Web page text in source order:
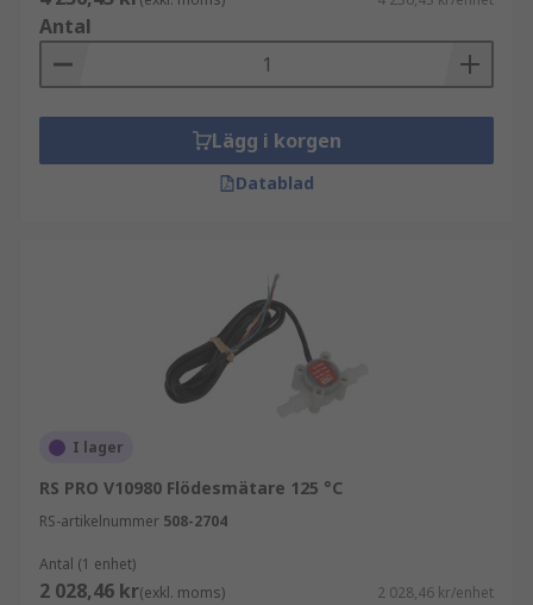
Antal
Lägg i korgen
Datablad
I lager
RS PRO V10980 Flödesmätare 125 °C
RS-artikelnummer 508-2704
Antal (1 enhet)
2 028,46 kr(exkl. moms) 2 028,46 kr/enhet